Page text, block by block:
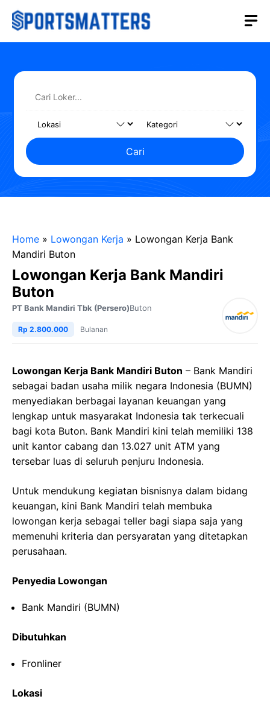
Langsung
Cari
Home » Lowongan Kerja » Lowongan Kerja Bank
Mandiri Buton
Lowongan Kerja Bank Mandiri
Buton
PT Bank Mandiri Tbk (Persero)Buton
Rp 2.800.000 Bulanan
Lowongan Kerja Bank Mandiri Buton – Bank Mandiri
sebagai badan usaha milik negara Indonesia (BUMN)
menyediakan berbagai layanan keuangan yang
lengkap untuk masyarakat Indonesia tak terkecuali
bagi kota Buton. Bank Mandiri kini telah memiliki 138
unit kantor cabang dan 13.027 unit ATM yang
tersebar luas di seluruh penjuru Indonesia.
Untuk mendukung kegiatan bisnisnya dalam bidang
keuangan, kini Bank Mandiri telah membuka
lowongan kerja sebagai teller bagi siapa saja yang
memenuhi kriteria dan persyaratan yang ditetapkan
perusahaan.
Penyedia Lowongan
Bank Mandiri (BUMN)
Dibutuhkan
Fronliner
Lokasi